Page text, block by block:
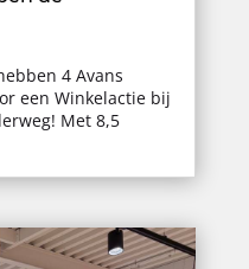
4 Avans
een Winkelactie bij
Met 8,5